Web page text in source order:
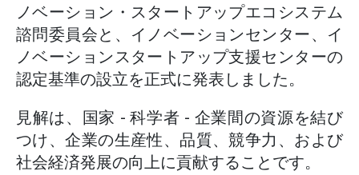
ノベーション・スタートアップエコシステム
諮問委員会と、イノベーションセンター、イ
ノベーションスタートアップ支援センターの
認定基準の設立を正式に発表しました。
見解は、国家 - 科学者 - 企業間の資源を結び
つけ、企業の生産性、品質、競争力、および
社会経済発展の向上に貢献することです。